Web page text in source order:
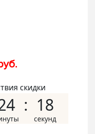
скидки
17